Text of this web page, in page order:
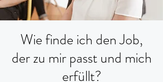
Wie finde ich den Job,
der zu mir passt und mich
erfüllt?